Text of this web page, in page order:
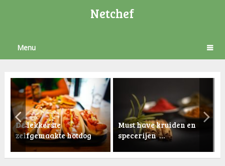
Netchef
Menu
De lekkerste
zelfgemaakte hotdog
Must have kruiden en
specerijen …